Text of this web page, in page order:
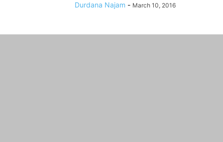
Durdana Najam - March 10, 2016